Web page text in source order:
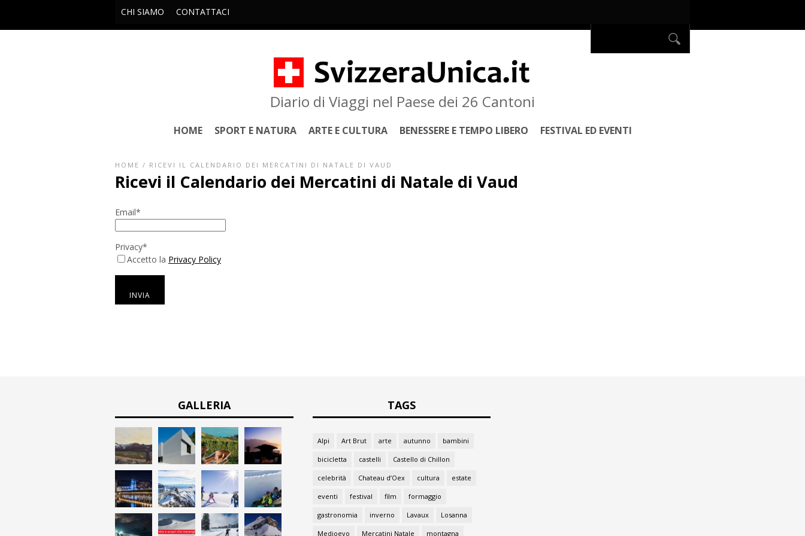
CHI SIAMO CONTATTACI
Diario di Viaggi nel Paese dei 26 Cantoni
HOME SPORT E NATURA ARTE E CULTURA BENESSERE E TEMPO LIBERO FESTIVAL ED EVENTI
HOME / RICEVI IL CALENDARIO DEI MERCATINI DI NATALE DI VAUD
Ricevi il Calendario dei Mercatini di Natale di Vaud
Email*
Privacy*
Accetto la Privacy Policy
INVIA
GALLERIA TAGS
Alpi Art Brut arte autunno bambini
bicicletta castelli Castello di Chillon
celebrità Chateau d’Oex cultura estate
eventi festival film formaggio
gastronomia inverno Lavaux Losanna
Medioevo Mercatini Natale montagna